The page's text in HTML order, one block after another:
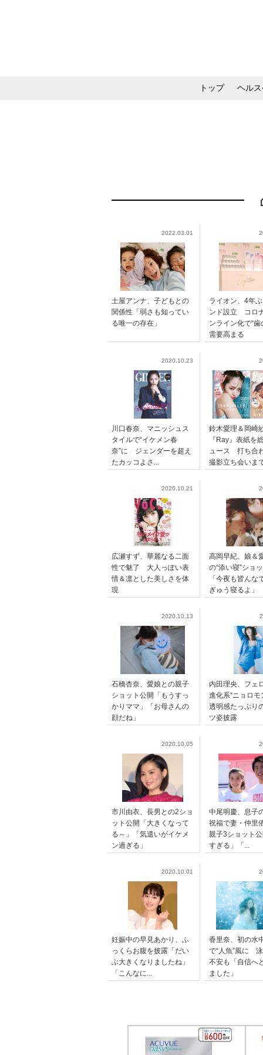
トップ ヘル
2022.03.01
土屋アンナ、子どもとの
関係性「弱さも知ってい
る唯一の存在」
ライオン、4年
ンド設立 コロ
ンライン化で“歯
需要高まる
2020.10.23
川口春奈、マニッシュス
タイルで“イケメン春
奈”に ジェンダーを超え
たカッコよさ...
鈴木愛理＆岡崎
『Ray』表紙を
ュース 打ち合
撮影立ち会いま
2020.10.21
広瀬すず、華麗なる二面
性で魅了 大人っぽい表
情＆凛とした美しさを体
現
高岡早紀、娘＆
の“添い寝”ショ
「今夜も皆んな
ぎゅう寝るよ」
2020.10.13
石橋杏奈、愛娘との親子
ショット公開「もうすっ
かりママ」「お母さんの
顔だね」
内田理央、フェ
進化系“ニョロ
透明感たっぷり
ツ姿披露
2020.10.05
市川由衣、長男との2ショ
ット公開「大きくなって
る～」「気遣いがイケメ
ン過ぎる」
中尾明慶、息子
祝福で妻・仲里
親子3ショット
すぎる」「...
2020.10.01
妊娠中の早見あかり、ふ
っくらお腹を披露「だい
ぶ大きくなりましたね」
「こんなに...
香里奈、初の水
で“人魚”風に
不安も「自信へ
ました」